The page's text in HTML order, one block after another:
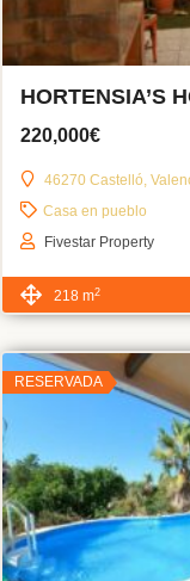
HORTENSIA’S
220,000€
46270 Castelló,
Casa en pueblo
Fivestar Property
218 m2
RESERVADA